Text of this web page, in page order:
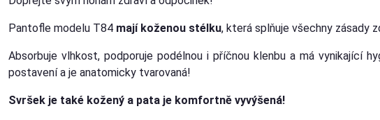
Pantofle modelu T84 mají koženou stélku, která splňuje všechny zásady
Absorbuje vlhkost, podporuje podélnou i příčnou klenbu a má vynikající
postavení a je anatomicky tvarovaná!
Svršek je také kožený a pata je komfortně vyvýšená!